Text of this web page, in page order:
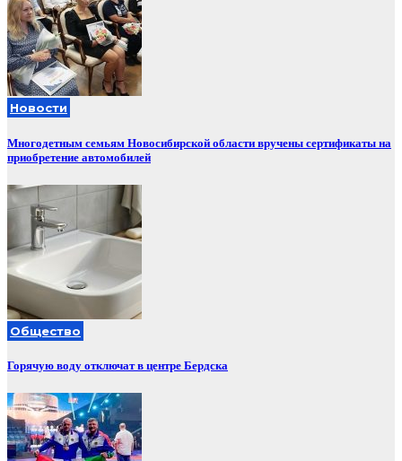
Новости
Многодетным семьям Новосибирской области вручены сертификаты на
приобретение автомобилей
Общество
Горячую воду отключат в центре Бердска